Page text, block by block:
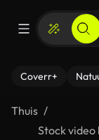
Coverr+
Thuis
Stock video